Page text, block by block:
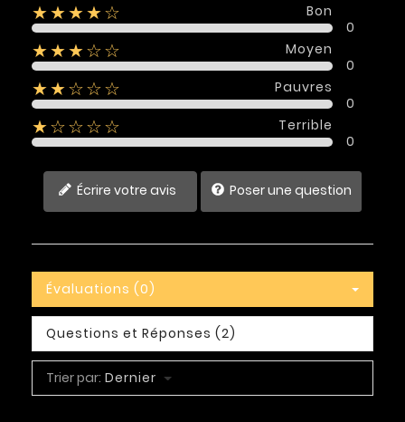
★★★★☆
Bon
0
★★★☆☆
Moyen
0
★★☆☆☆
Pauvres
0
★☆☆☆☆
Terrible
0
Écrire votre avis Poser une question
Évaluations (0)
Questions et Réponses (2)
Trier par: Dernier